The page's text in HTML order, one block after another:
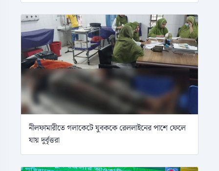
নীলফামারীতে গলাকেটে যুবককে রেললাইনের পাশে ফেলে
যায় দুর্বৃত্তরা